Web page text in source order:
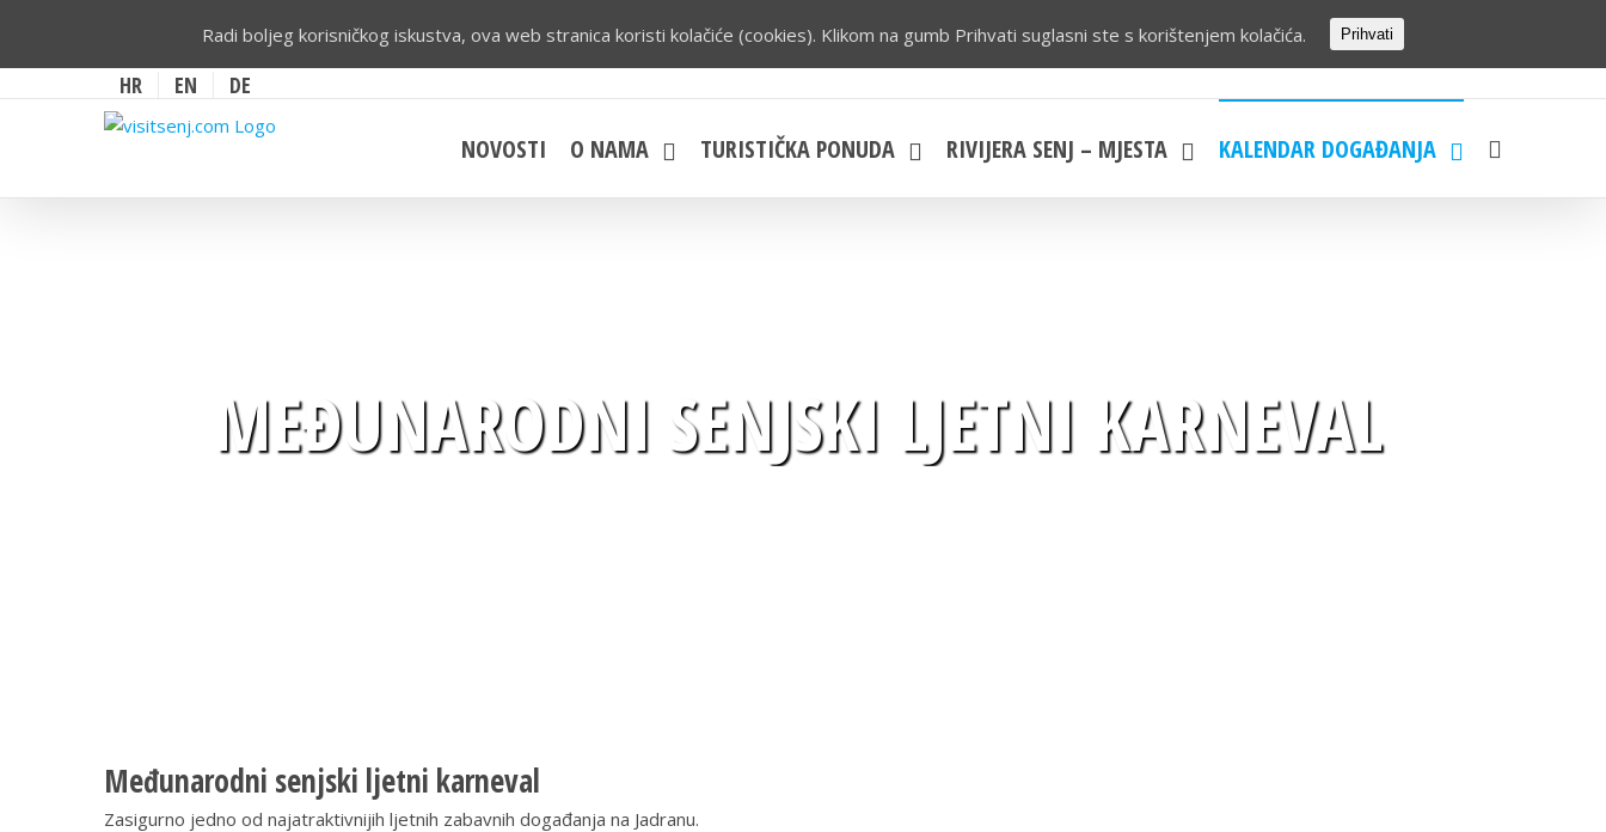
HR EN DE
NOVOSTI O NAMA TURISTIČKA PONUDA RIVIJERA SENJ – MJESTA KALENDAR DOGAĐANJA
MEĐUNARODNI SENJSKI LJETNI KARNEVAL
Međunarodni senjski ljetni karneval
Zasigurno jedno od najatraktivnijih ljetnih zabavnih događanja na Jadranu.
Radi boljeg korisničkog iskustva, ova web stranica koristi kolačiće (cookies). Klikom na gumb Prihvati suglasni ste s korištenjem kolačića. Prihvati